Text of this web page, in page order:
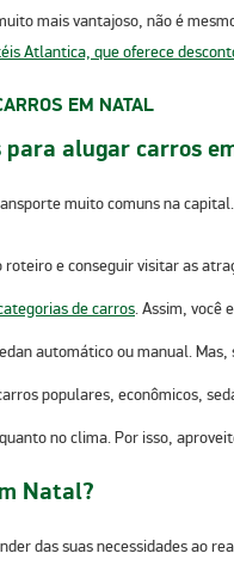
mais vantajoso, não é
EM NATAL
para alugar carros
muito comuns na
e conseguir visitar as
de carros. Assim, você
automático ou manual.
populares, econômicos,
no clima. Por isso,
Natal?
das suas necessidades ao